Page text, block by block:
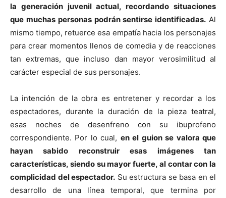
la generación juvenil actual, recordando situaciones
que muchas personas podrán sentirse identificadas. Al
mismo tiempo, retuerce esa empatía hacia los personajes
para crear momentos llenos de comedia y de reacciones
tan extremas, que incluso dan mayor verosimilitud al
carácter especial de sus personajes.
La intención de la obra es entretener y recordar a los
espectadores, durante la duración de la pieza teatral,
esas noches de desenfreno con su ibuprofeno
correspondiente. Por lo cual, en el guion se valora que
hayan sabido reconstruir esas imágenes tan
características, siendo su mayor fuerte, al contar con la
complicidad del espectador. Su estructura se basa en el
desarrollo de una línea temporal, que termina por